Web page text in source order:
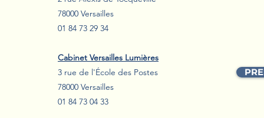
Drainage Lymphatique à
Versailles : Pourquoi faire une
78000 Versailles
01 84 73 29 34
Cabinet Versailles Lumières
3 rue de l'École des Postes
78000 Versailles
01 84 73 04 33